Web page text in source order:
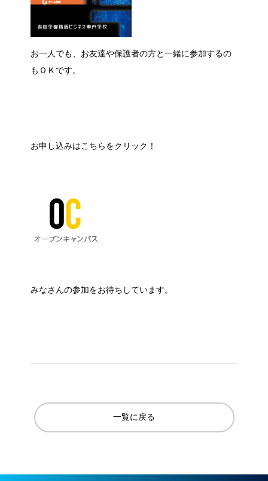
お一人でも、お友達や保護者の方と一緒に参加するの
もＯＫです。
お申し込みはこちらをクリック！
みなさんの参加をお待ちしています。
一覧に戻る